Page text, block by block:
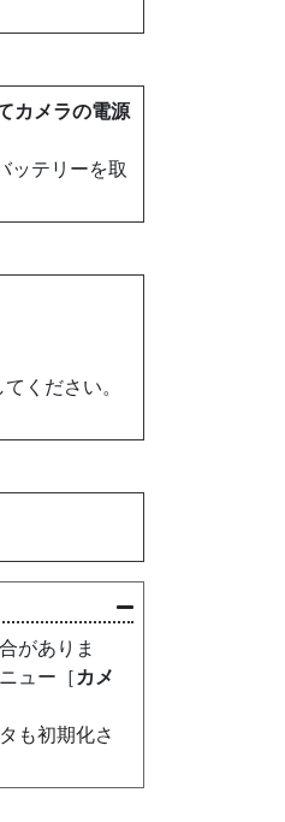
カメラの電源
ッテリーを取
ください。
がありま
ュー［カメ
も初期化さ